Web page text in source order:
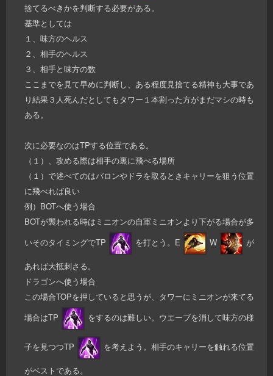
捨てるべきかを判断する必要がある。
基準としては
１、味方のヘルス
２、相手のヘルス
３、相手と味方の数
ここまでを見て早めに判断し、ある程度見捨てる精神も大事であ
り結果３人死んだとしてもタワー１本割った方がまだマシの時も
ある。
次に必要なのはTPする位置である。
（１）、攻める際は相手の裏に飛べる場所
（１）で述べてのはバロンやドラを取るときキャリーを狙う位置
に飛べれば良い
例）BOTへ使う場合
BOTが襲われる時はミニオンの自軍ミニオンより下がる場合が多
いそのタイミングでTP
を打とう。E W が
あれば大抵刺さる。
ドラゴンへ使う場合
この場合TOPを押していると思うが、タワーにミニオンが来てる
場合はTP
をするのは難しい。ウエーブを消して味方の様
子を見つつTP を考えよう。相手のキャリーを触れる位置
がベストである。